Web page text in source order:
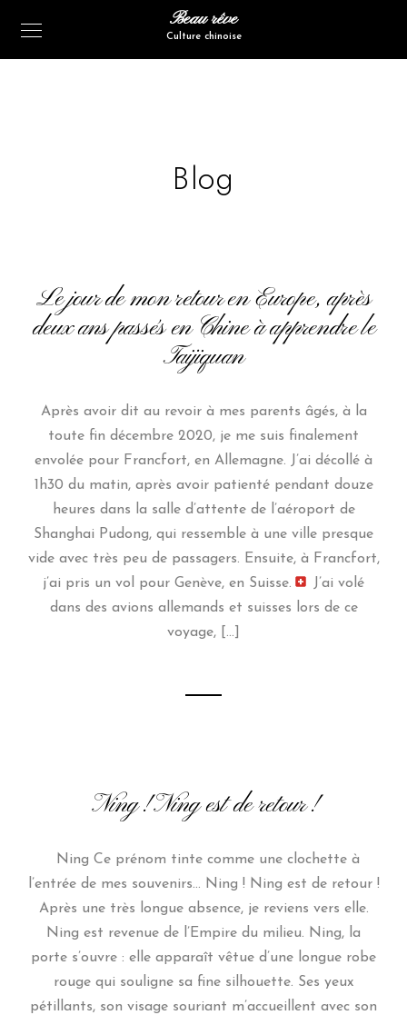
Beau rêve
Culture chinoise
Blog
Le jour de mon retour en Europe, après
deux ans passés en Chine à apprendre le
Taijiquan
Après avoir dit au revoir à mes parents âgés, à la
toute fin décembre 2020, je me suis finalement
envolée pour Francfort, en Allemagne. J’ai décollé à
1h30 du matin, après avoir patienté pendant douze
heures dans la salle d’attente de l’aéroport de
Shanghai Pudong, qui ressemble à une ville presque
vide avec très peu de passagers. Ensuite, à Francfort,
j’ai pris un vol pour Genève, en Suisse.
J’ai volé
dans des avions allemands et suisses lors de ce
voyage, […]
Ning ! Ning est de retour !
Ning Ce prénom tinte comme une clochette à
l’entrée de mes souvenirs… Ning ! Ning est de retour !
Après une très longue absence, je reviens vers elle.
Ning est revenue de l’Empire du milieu. Ning, la
porte s’ouvre : elle apparaît vêtue d’une longue robe
rouge qui souligne sa fine silhouette. Ses yeux
pétillants, son visage souriant m’accueillent avec son